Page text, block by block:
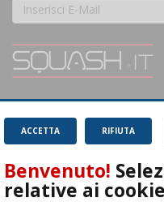
magnifico sport.
Leggi
RIFIUTA
ACCETTA
Benvenuto!
relative ai cookie